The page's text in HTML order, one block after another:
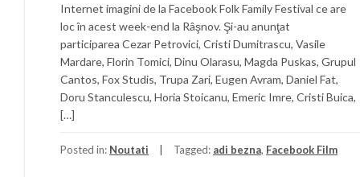
Internet imagini de la Facebook Folk Family Festival ce are
loc în acest week-end la Râşnov. Şi-au anunţat
participarea Cezar Petrovici, Cristi Dumitrascu, Vasile
Mardare, Florin Tomici, Dinu Olarasu, Magda Puskas, Grupul
Cantos, Fox Studis, Trupa Zari, Eugen Avram, Daniel Fat,
Doru Stanculescu, Horia Stoicanu, Emeric Imre, Cristi Buica,
[…]
Posted in: Noutati Tagged: adi bezna, Facebook Film